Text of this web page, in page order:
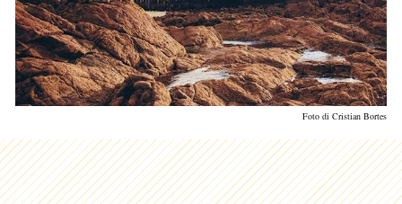
Foto di Cristian Bortes